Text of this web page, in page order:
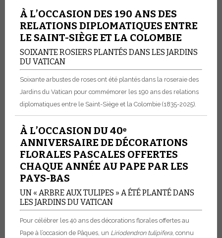
À L’OCCASION DES 190 ANS DES
RELATIONS DIPLOMATIQUES ENTRE
LE SAINT-SIÈGE ET LA COLOMBIE
SOIXANTE ROSIERS PLANTÉS DANS LES JARDINS
DU VATICAN
Soixante arbustes de roses ont été plantés dans la roseraie des
Jardins du Vatican pour commémorer les 190 ans des relations
diplomatiques entre le Saint-Siège et la Colombie (1835-2025).
À L’OCCASION DU 40ᵉ
ANNIVERSAIRE DE DÉCORATIONS
FLORALES PASCALES OFFERTES
CHAQUE ANNÉE AU PAPE PAR LES
PAYS-BAS
UN « ARBRE AUX TULIPES » A ÉTÉ PLANTÉ DANS
LES JARDINS DU VATICAN
Pour célébrer les 40 ans des décorations florales offertes au
Pape à l’occasion de Pâques, un Liriodendron tulipifera , connu